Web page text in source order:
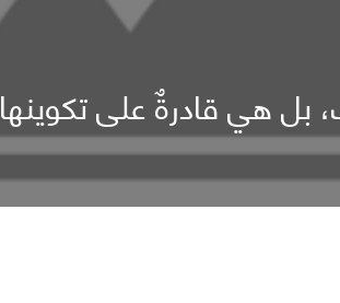
بل هي قادرةٌ على تكوينها